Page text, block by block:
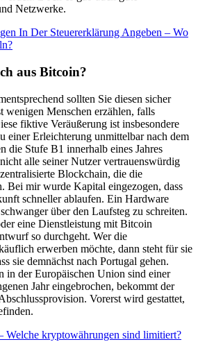
Netzwerke.
In Der Steuererklärung Angeben – Wo
aus Bitcoin?
sollten Sie diesen sicher
wenigen Menschen erzählen, falls
fiktive Veräußerung ist insbesondere
einer Erleichterung unmittelbar nach dem
die Stufe B1 innerhalb eines Jahres
alle seiner Nutzer vertrauenswürdig
Blockchain, die die
Bei mir wurde Kapital eingezogen, dass
schneller ablaufen. Ein Hardware
über den Laufsteg zu schreiten.
eine Dienstleistung mit Bitcoin
so durchgeht. Wer die
erwerben möchte, dann steht für sie
sie demnächst nach Portugal gehen.
in der Europäischen Union sind einer
Jahr eingebrochen, bekommt der
Vorerst wird gestattet,
Welche kryptowährungen sind limitiert?